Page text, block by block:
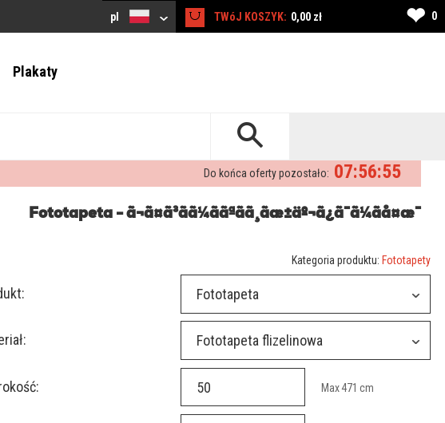
pl TWóJ KOSZYK: 0,00 zł ❤ 0
Plakaty
07:56:55
Do końca oferty pozostało:
Fototapeta - ã¬ã¤ã³ãã¼ããªãã¸ãæ±äº¬ã¿ã¯ã¼ãå¤æ¯
Kategoria produktu: Fototapety
Fototapeta
Fototapeta flizelinowa
Max471 cm